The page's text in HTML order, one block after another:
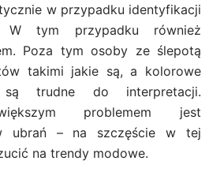
w przypadku identyfikacji
W tym przypadku również
Poza tym osoby ze ślepotą
takimi jakie są, a kolorowe
trudne do interpretacji.
problemem jest
ubrań – na szczęście w tej
na trendy modowe.